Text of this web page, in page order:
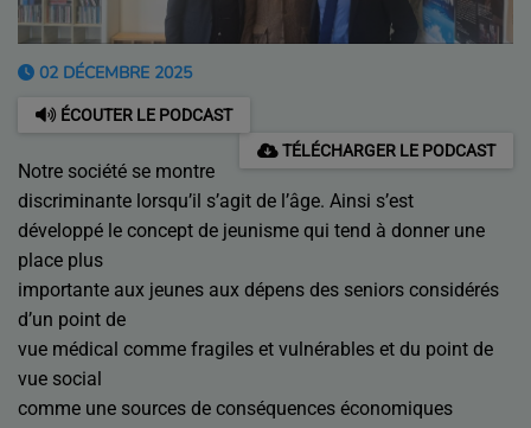
02 DÉCEMBRE 2025
ÉCOUTER LE PODCAST
TÉLÉCHARGER LE PODCAST
Notre société se montre
discriminante lorsqu’il s’agit de l’âge. Ainsi s’est
développé le concept de jeunisme qui tend à donner une
place plus
importante aux jeunes aux dépens des seniors considérés
d’un point de
vue médical comme fragiles et vulnérables et du point de
vue social
comme une sources de conséquences économiques